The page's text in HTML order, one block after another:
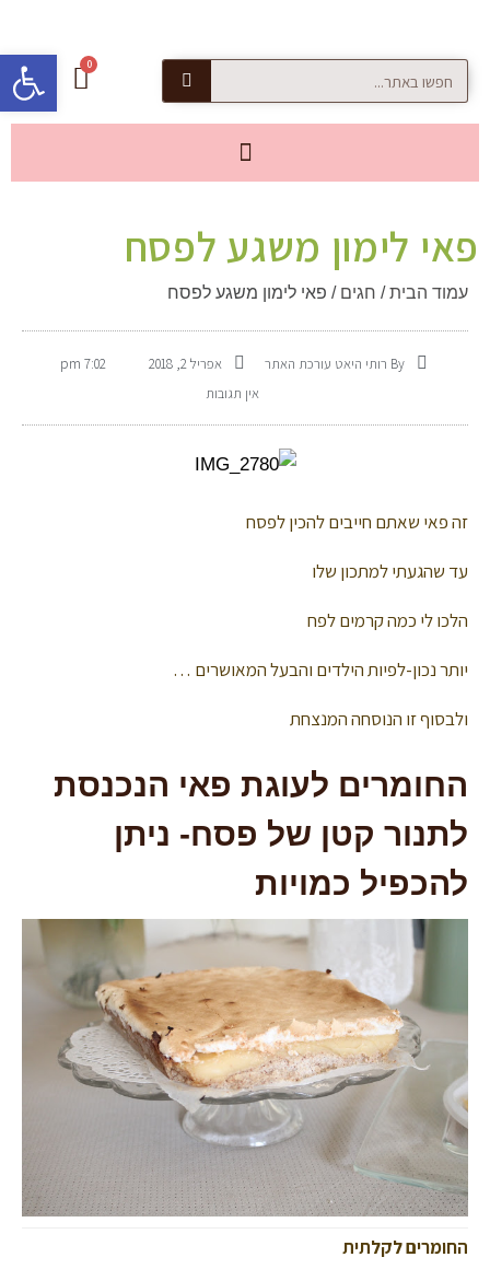
פאי לימון משגע לפסח
עמוד הבית/ חגים / פאי לימון משגע לפסח
By רותי היאט עורכת האתר אפריל 2, 2018
7:02 pm
אין תגובות
זה פאי שאתם חייבים להכין לפסח
עד שהגעתי למתכון שלו
הלכו לי כמה קרמים לפח
יותר נכון-לפיות הילדים והבעל המאושרים …
ולבסוף זו הנוסחה המנצחת
החומרים לעוגת פאי הנכנסת
לתנור קטן של פסח- ניתן
להכפיל כמויות
החומרים לקלתית
פתח